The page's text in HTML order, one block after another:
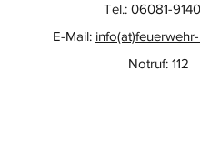
Tel.: 06081-
E-Mail:
Notruf: 112